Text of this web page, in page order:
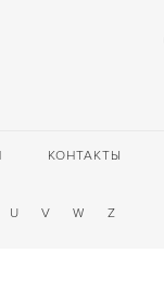
КОНТАКТЫ
U V W Z